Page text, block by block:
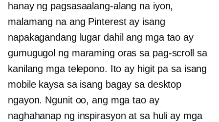
hanay ng pagsasaalang-alang na iyon,
malamang na ang Pinterest ay isang
napakagandang lugar dahil ang mga tao ay
gumugugol ng maraming oras sa pag-scroll sa
kanilang mga telepono. Ito ay higit pa sa isang
mobile kaysa sa isang bagay sa desktop
ngayon. Ngunit oo, ang mga tao ay
naghahanap ng inspirasyon at sa huli ay mga